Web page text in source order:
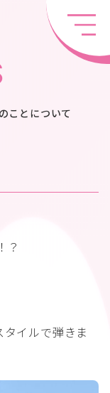
ことについて
？
イルで弾きま